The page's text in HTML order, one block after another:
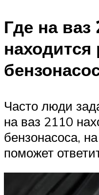
Где на ваз
находится
Часто люди
на ваз 2110
бензонасоса,
поможет